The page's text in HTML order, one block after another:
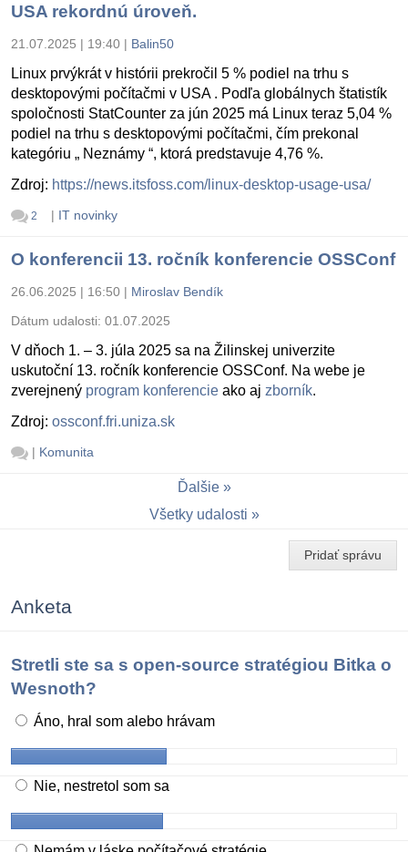
USA rekordnú úroveň.
21.07.2025 | 19:40 | Balin50
Linux prvýkrát v histórii prekročil 5 % podiel na trhu s
desktopovými počítačmi v USA . Podľa globálnych štatistík
spoločnosti StatCounter za jún 2025 má Linux teraz 5,04 %
podiel na trhu s desktopovými počítačmi, čím prekonal
kategóriu „ Neznámy “, ktorá predstavuje 4,76 %.
Zdroj: https://news.itsfoss.com/linux-desktop-usage-usa/
2 | IT novinky
O konferencii 13. ročník konferencie OSSConf
26.06.2025 | 16:50 | Miroslav Bendík
Dátum udalosti: 01.07.2025
V dňoch 1. – 3. júla 2025 sa na Žilinskej univerzite
uskutoční 13. ročník konferencie OSSConf. Na webe je
zverejnený program konferencie ako aj zborník.
Zdroj: ossconf.fri.uniza.sk
| Komunita
Ďalšie
Všetky udalosti
Pridať správu
Anketa
Stretli ste sa s open-source stratégiou Bitka o
Wesnoth?
Áno, hral som alebo hrávam
Nie, nestretol som sa